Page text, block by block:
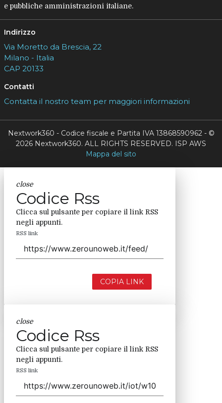
e pubbliche amministrazioni italiane.
Indirizzo
Via Moretto da Brescia, 22
Milano - Italia
CAP 20133
Contatti
Contatta il nostro team per maggiori informazioni
Nextwork360 - Codice fiscale e Partita IVA 13868590962 - ©
2026 Nextwork360. ALL RIGHTS RESERVED. ISP AWS
Mappa del sito
close
Codice Rss
Clicca sul pulsante per copiare il link RSS
negli appunti.
RSS link
COPIA LINK
close
Codice Rss
Clicca sul pulsante per copiare il link RSS
negli appunti.
RSS link